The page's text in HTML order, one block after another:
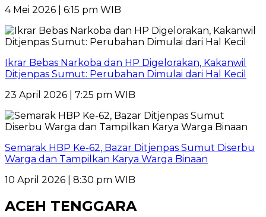
4 Mei 2026 | 6:15 pm WIB
Ikrar Bebas Narkoba dan HP Digelorakan, Kakanwil
Ditjenpas Sumut: Perubahan Dimulai dari Hal Kecil
23 April 2026 | 7:25 pm WIB
Semarak HBP Ke-62, Bazar Ditjenpas Sumut Diserbu
Warga dan Tampilkan Karya Warga Binaan
10 April 2026 | 8:30 pm WIB
ACEH TENGGARA